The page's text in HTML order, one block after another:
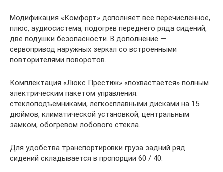
Модификация «Комфорт» дополняет все перечисленное,
плюс, аудиосистема, подогрев переднего ряда сидений,
две подушки безопасности. В дополнение —
сервопривод наружных зеркал со встроенными
повторителями поворотов.
Комплектация «Люкс Престиж» «похвастается» полным
электрическим пакетом управления:
стеклоподъемниками, легкосплавными дисками на 15
дюймов, климатической установкой, центральным
замком, обогревом лобового стекла.
Для удобства транспортировки груза задний ряд
сидений складывается в пропорции 60 / 40.